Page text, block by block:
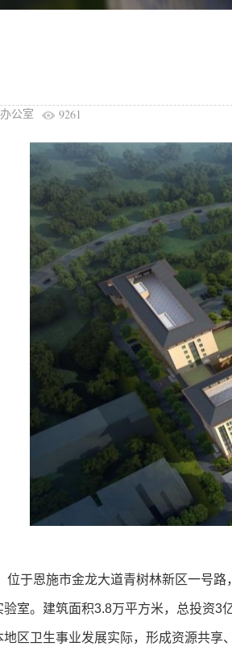
办公室 9261
位于恩施市金龙大道青树林新区一号
室。建筑面积3.8万平方米，总投资
区卫生事业发展实际，形成资源共享